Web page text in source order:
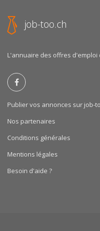
job-too.ch
L'annuaire des offres d'emploi
Publier vos annonces sur job-
Nos partenaires
Conditions générales
Mentions légales
Besoin d'aide ?